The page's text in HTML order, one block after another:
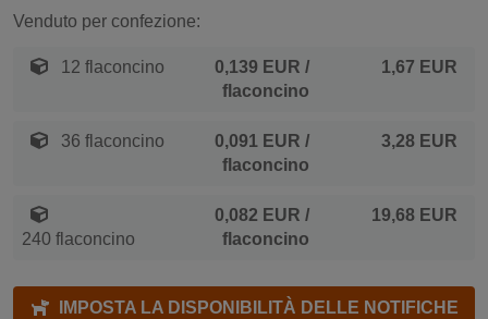
Venduto per confezione:
12 flaconcino 0,139 EUR /
flaconcino
1,67 EUR
36 flaconcino 0,091 EUR /
flaconcino
3,28 EUR
240 flaconcino
0,082 EUR /
flaconcino
19,68 EUR
IMPOSTA LA DISPONIBILITÀ DELLE NOTIFICHE